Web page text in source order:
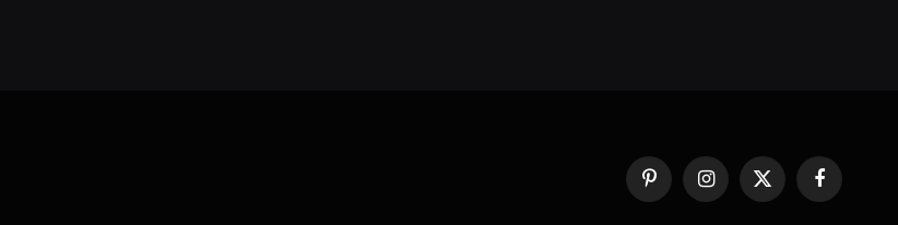
فيسبوك
X
(Twitter)
الانستغرامبينتيريست